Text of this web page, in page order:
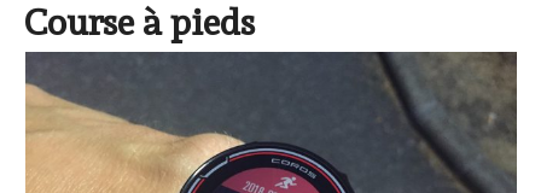
Course à pieds